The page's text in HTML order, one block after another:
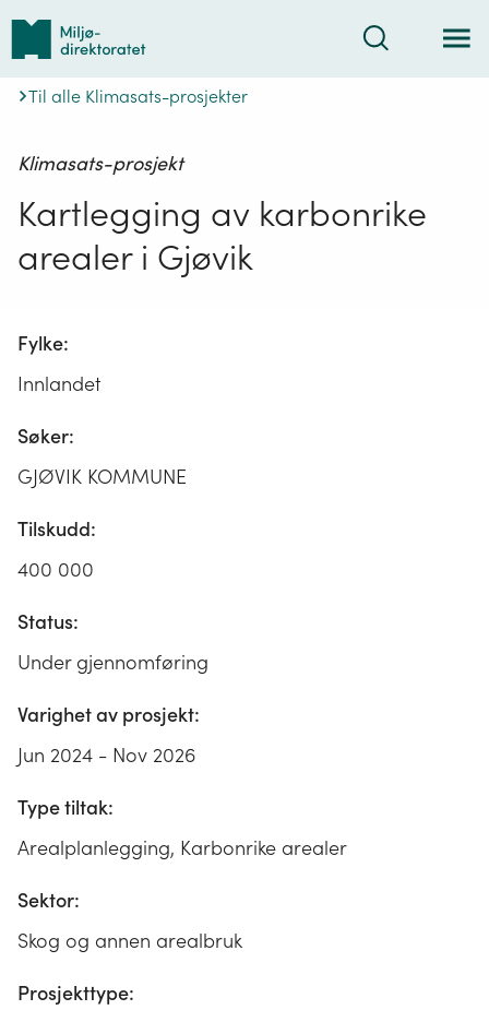
Tilbake
forsiden
Søk
Til alle Klimasats-prosjekter
Klimasats-prosjekt
Kartlegging av karbonrike
arealer i Gjøvik
Fylke:
Innlandet
Søker:
GJØVIK KOMMUNE
Tilskudd:
400 000
Status:
Under gjennomføring
Varighet av prosjekt:
Jun 2024 - Nov 2026
Type tiltak:
Arealplanlegging, Karbonrike arealer
Sektor:
Skog og annen arealbruk
Prosjekttype: